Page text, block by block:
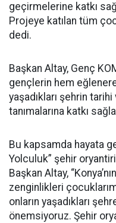
geçirmelerine katkı
Projeye katılan tüm
dedi.
Başkan Altay, Genç
gençlerin hem
yaşadıkları şehrin
tanımalarına katkı
Bu kapsamda hayata
Yolculuk” şehir
Başkan Altay,
zenginlikleri
onların yaşadıkları
önemsiyoruz. Şehir